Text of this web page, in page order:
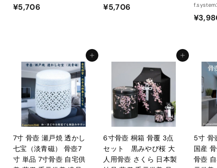
¥5,706¥
6
¥5,706¥
カートに入れる
7寸 骨壺 瀬戸焼 透かし
七宝（淡青磁） 骨壺7
寸 単品 7寸骨壺 自宅供
カートに入れる
6寸骨壺 桐箱 骨覆 3点
セット 黒みやび桜 大
人用骨壺 さくら 日本製
5寸 骨
国産
骨壺